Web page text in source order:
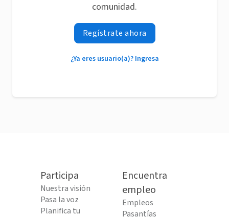
comunidad.
Regístrate ahora
¿Ya eres usuario(a)? Ingresa
Participa
Nuestra visión
Pasa la voz
Planifica tu
Encuentra
empleo
Empleos
Pasantías